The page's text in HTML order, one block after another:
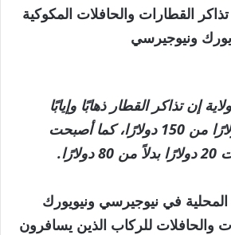
القطارات والحافلات المكوكية
ونيوجيرسي
إن تذاكر القطار ذهابًا وإيابًا
انخفضت إلى 98 دولارًا من 150 دولارًا، كما أصبحت
في نيوجيرسي ونيويورك
والحافلات للركاب الذين يسافرون